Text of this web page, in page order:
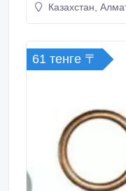
широкой сферы применения.
Казахстан,
61 тенге 〒